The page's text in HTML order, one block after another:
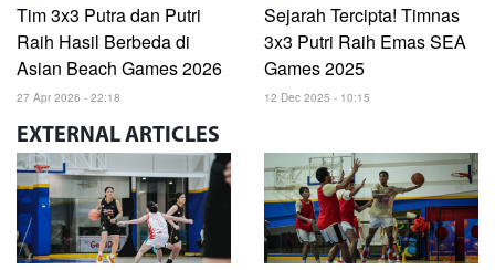
Tim 3x3 Putra dan Putri
Raih Hasil Berbeda di
Asian Beach Games 2026
27 Apr 2026 - 22:18
Sejarah Tercipta! Timnas
3x3 Putri Raih Emas SEA
Games 2025
12 Dec 2025 - 10:15
EXTERNAL ARTICLES